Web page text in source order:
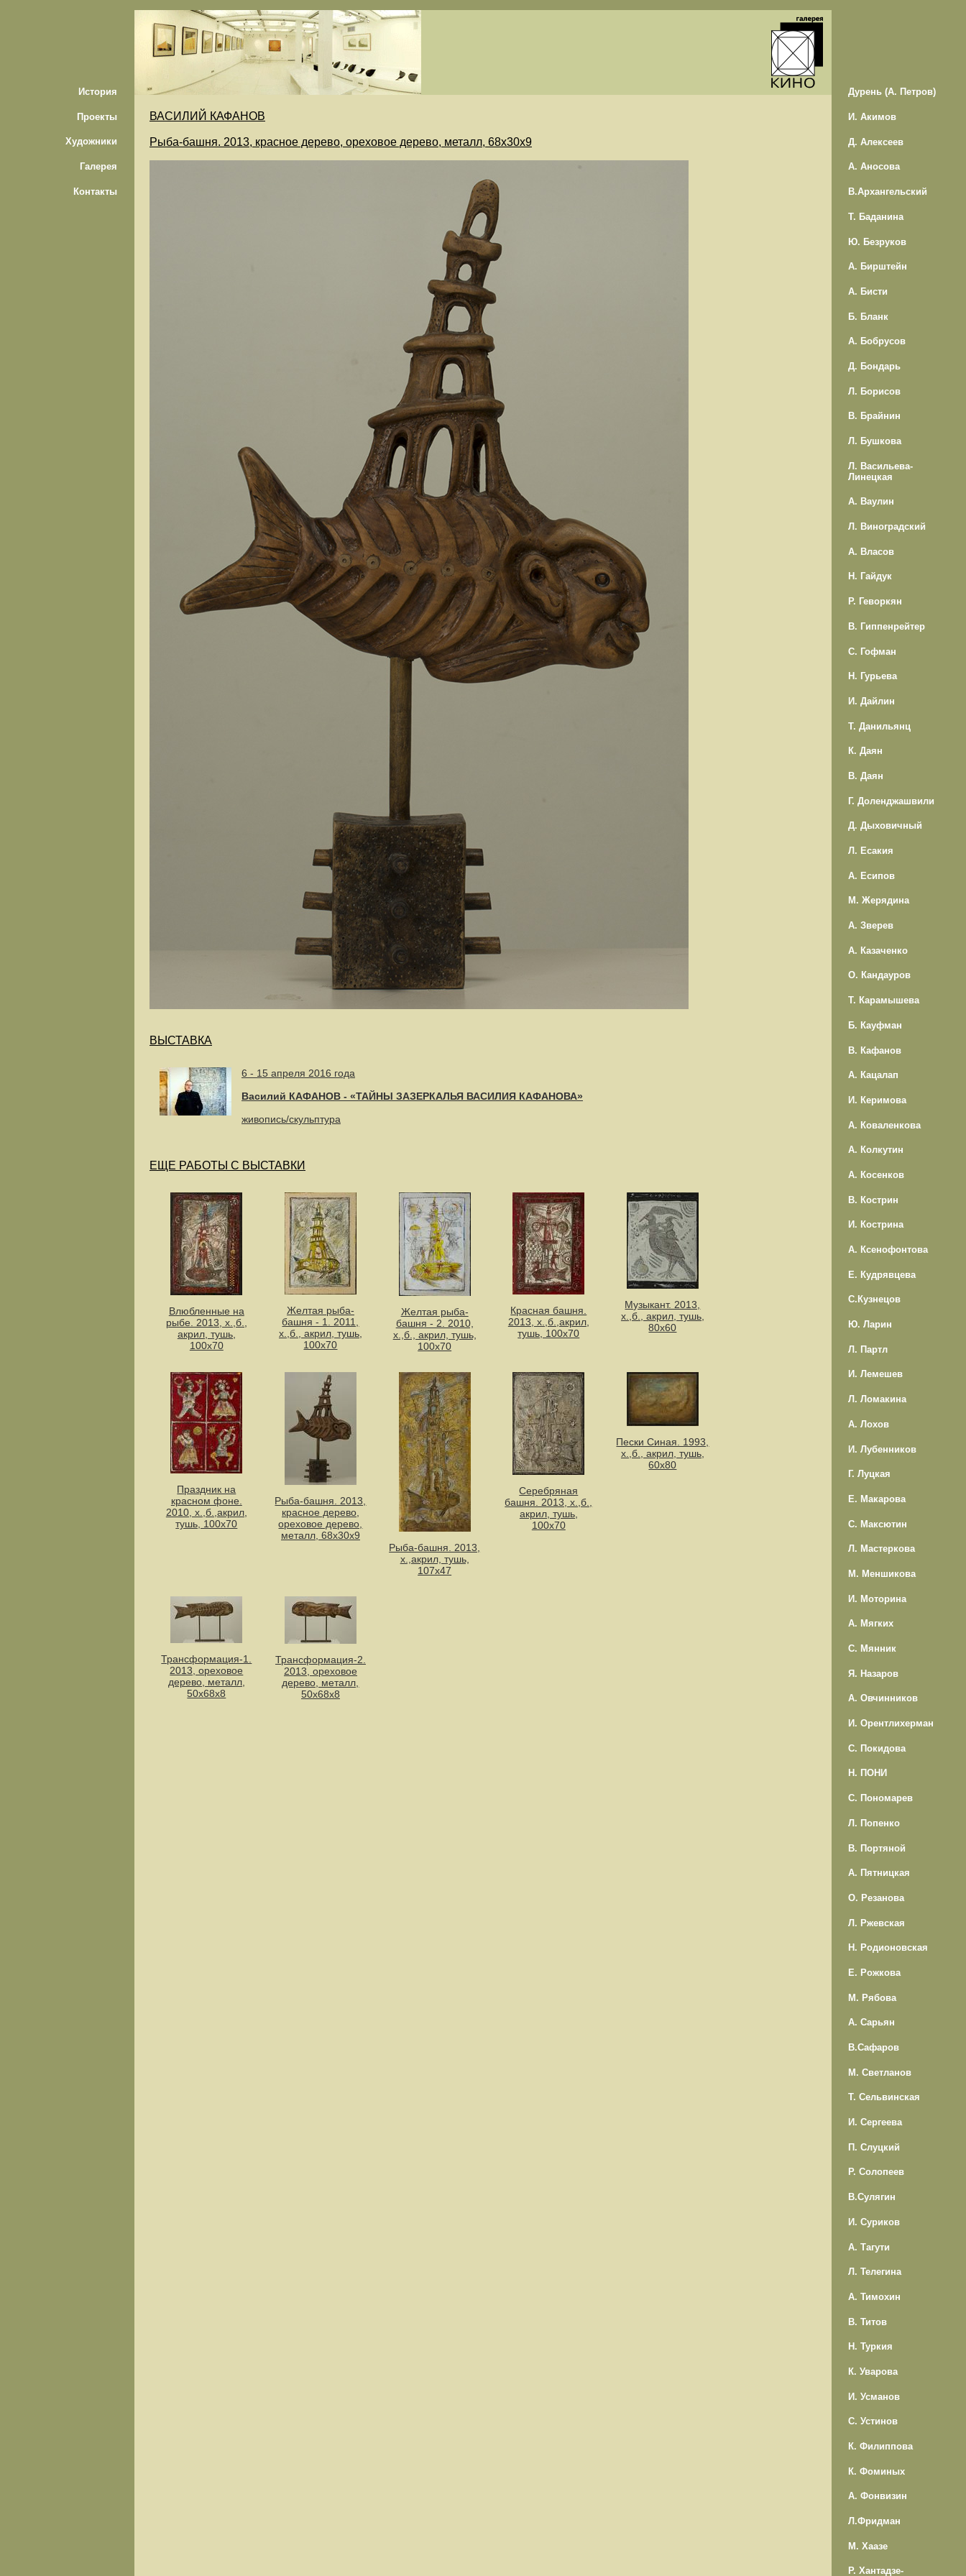
История
Проекты
Художники
Галерея
Контакты
ВАСИЛИЙ КАФАНОВ
Рыба-башня. 2013, красное дерево, ореховое дерево, металл, 68х30х9
ВЫСТАВКА
6 - 15 апреля 2016 года
Василий КАФАНОВ - «ТАЙНЫ ЗАЗЕРКАЛЬЯ ВАСИЛИЯ КАФАНОВА»
живопись/скульптура
ЕЩЕ РАБОТЫ С ВЫСТАВКИ
Влюбленные на
рыбе. 2013, х.,б.,
акрил, тушь,
100х70
Желтая рыба-
башня - 1. 2011,
х.,б., акрил, тушь,
100х70
Желтая рыба-
башня - 2. 2010,
х.,б., акрил, тушь,
100х70
Красная башня.
2013, х.,б.,акрил,
тушь, 100х70
Музыкант. 2013,
х.,б., акрил, тушь,
80х60
Праздник на
красном фоне.
2010, х.,б.,акрил,
тушь, 100х70
Рыба-башня. 2013,
красное дерево,
ореховое дерево,
металл, 68х30х9
Рыба-башня. 2013,
х.,акрил, тушь,
107х47
Серебряная
башня. 2013, х.,б.,
акрил, тушь,
100х70
Пески Синая. 1993,
х.,б., акрил, тушь,
60х80
Трансформация-1.
2013, ореховое
дерево, металл,
50х68х8
Трансформация-2.
2013, ореховое
дерево, металл,
50х68х8
Дурень (А. Петров)
И. Акимов
Д. Алексеев
А. Аносова
В.Архангельский
Т. Баданина
Ю. Безруков
А. Бирштейн
А. Бисти
Б. Бланк
А. Бобрусов
Д. Бондарь
Л. Борисов
В. Брайнин
Л. Бушкова
Л. Васильева-
Линецкая
А. Ваулин
Л. Виноградский
А. Власов
Н. Гайдук
Р. Геворкян
В. Гиппенрейтер
С. Гофман
Н. Гурьева
И. Дайлин
Т. Данильянц
К. Даян
В. Даян
Г. Доленджашвили
Д. Дыховичный
Л. Есакия
А. Есипов
М. Жерядина
А. Зверев
А. Казаченко
О. Кандауров
Т. Карамышева
Б. Кауфман
В. Кафанов
А. Кацалап
И. Керимова
А. Коваленкова
А. Колкутин
А. Косенков
В. Кострин
И. Кострина
А. Ксенофонтова
Е. Кудрявцева
С.Кузнецов
Ю. Ларин
Л. Партл
И. Лемешев
Л. Ломакина
А. Лохов
И. Лубенников
Г. Луцкая
Е. Макарова
С. Максютин
Л. Мастеркова
М. Меншикова
И. Моторина
А. Мягких
С. Мянник
Я. Назаров
А. Овчинников
И. Орентлихерман
С. Покидова
Н. ПОНИ
С. Пономарев
Л. Попенко
В. Портяной
А. Пятницкая
О. Резанова
Л. Ржевская
Н. Родионовская
Е. Рожкова
М. Рябова
А. Сарьян
В.Сафаров
М. Светланов
Т. Сельвинская
И. Сергеева
П. Слуцкий
Р. Солопеев
В.Сулягин
И. Суриков
А. Тагути
Л. Телегина
А. Тимохин
В. Титов
Н. Туркия
К. Уварова
И. Усманов
С. Устинов
К. Филиппова
К. Фоминых
А. Фонвизин
Л.Фридман
М. Хаазе
Р. Хантадзе-